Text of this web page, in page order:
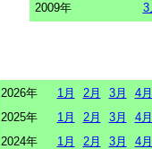
2009年
3
2026年 1月 2月 3月
4月
2025年
1月 2月 3月
4月
2024年
1月 2月 3月
4月